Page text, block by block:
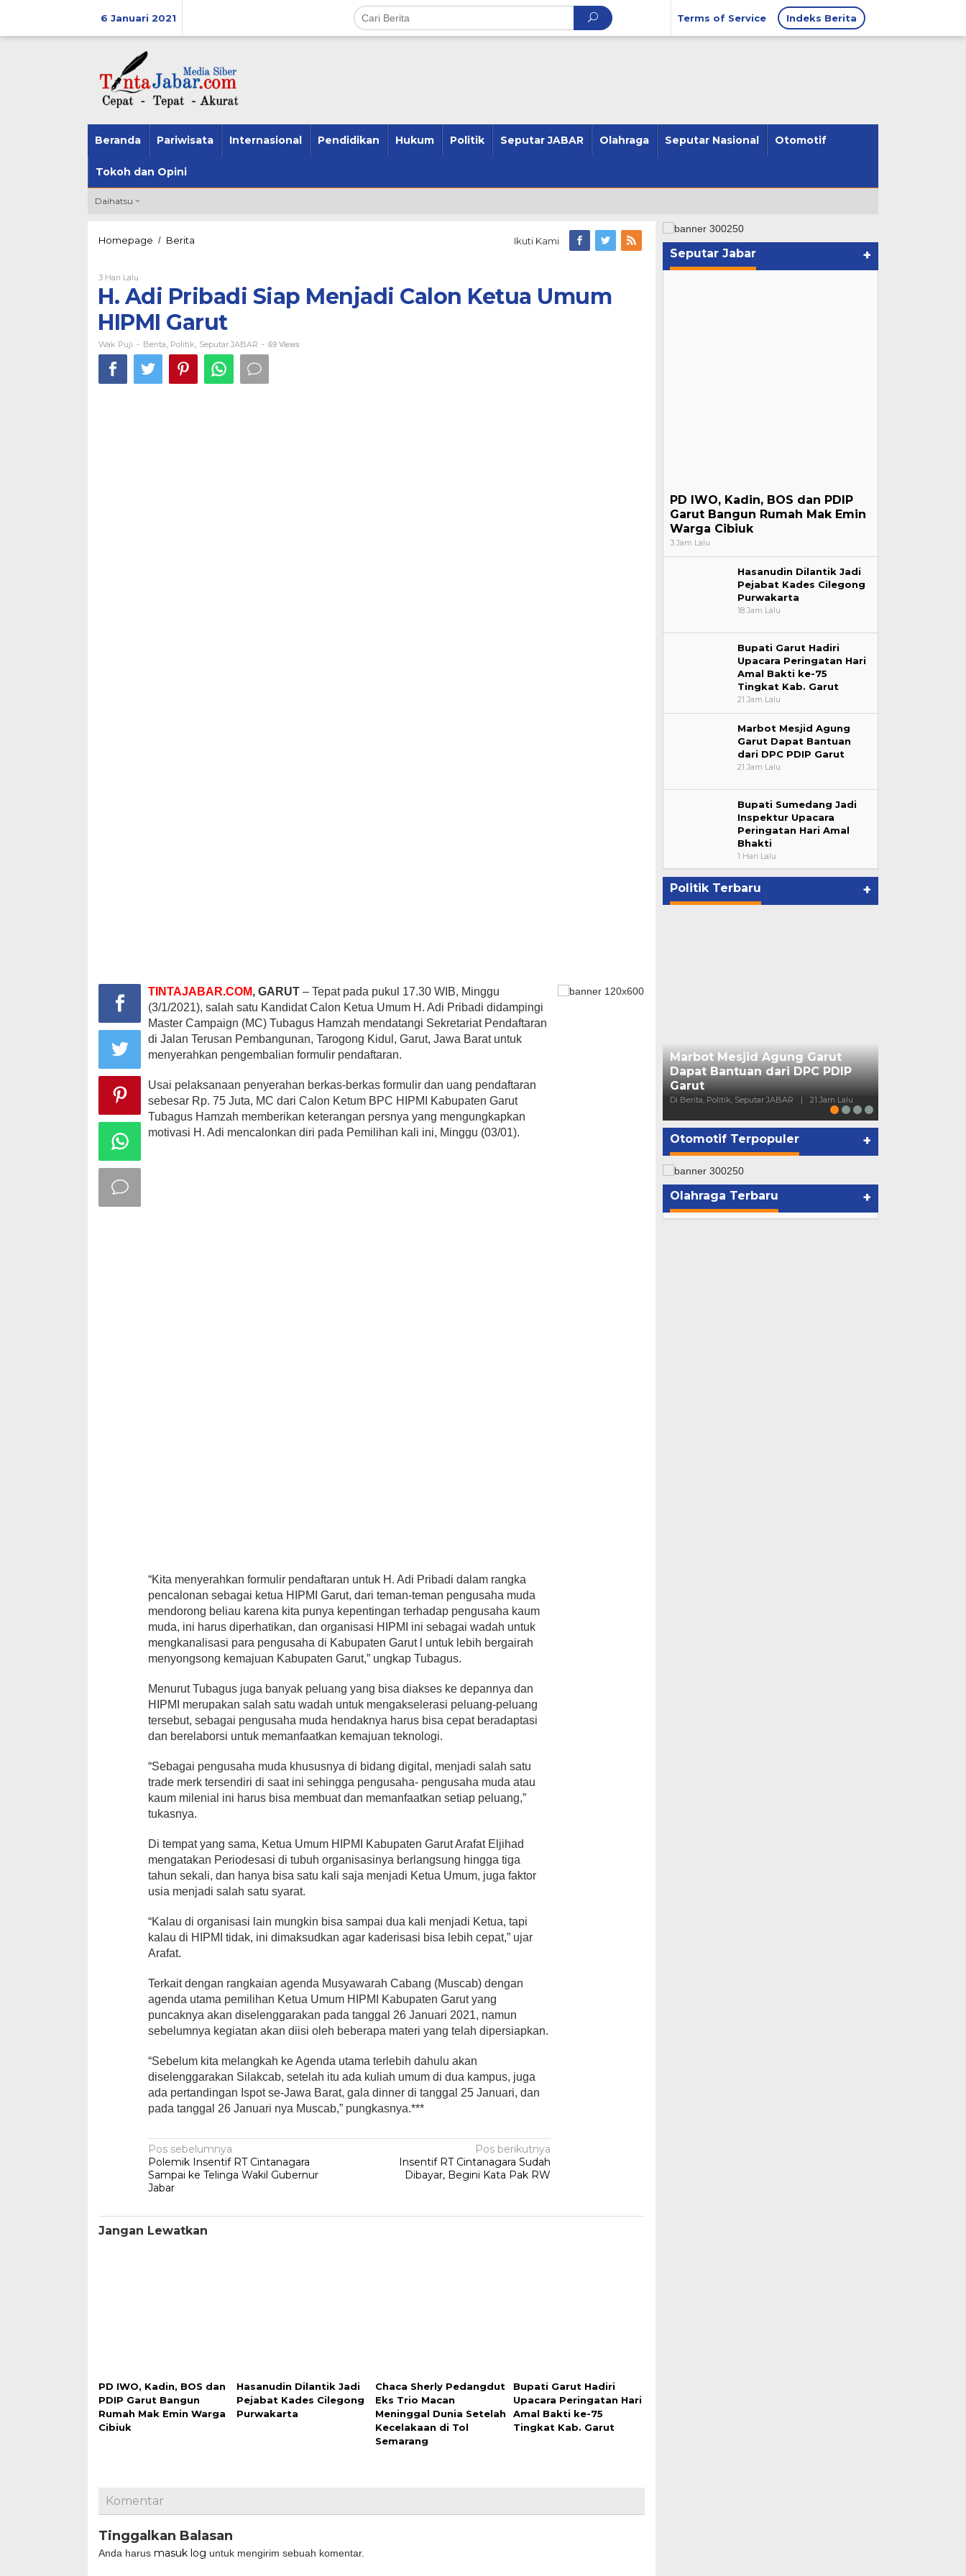
6 Januari 2021 Terms of Service Indeks Berita
Beranda Pariwisata Internasional Pendidikan Hukum Politik Seputar JABAR Olahraga Seputar Nasional Otomotif
Tokoh dan Opini
Daihatsu
Homepage / Berita
Menjadi
Calon
Ketua
Umum
HIPMI
Garut
Ikuti Kami
3 Hari Lalu
Wak
Puji
H. Adi Pribadi Siap Menjadi Calon Ketua Umum
HIPMI Garut
Wak Puji - Berita Politik Seputar JABAR - 69 Views
TINTAJABAR.COM, GARUT – Tepat pada pukul 17.30 WIB, Minggu
(3/1/2021), salah satu Kandidat Calon Ketua Umum H. Adi Pribadi didampingi
Master Campaign (MC) Tubagus Hamzah mendatangi Sekretariat Pendaftaran
di Jalan Terusan Pembangunan, Tarogong Kidul, Garut, Jawa Barat untuk
menyerahkan pengembalian formulir pendaftaran.
Usai pelaksanaan penyerahan berkas-berkas formulir dan uang pendaftaran
sebesar Rp. 75 Juta, MC dari Calon Ketum BPC HIPMI Kabupaten Garut
Tubagus Hamzah memberikan keterangan persnya yang mengungkapkan
motivasi H. Adi mencalonkan diri pada Pemilihan kali ini, Minggu (03/01).
“Kita menyerahkan formulir pendaftaran untuk H. Adi Pribadi dalam rangka
pencalonan sebagai ketua HIPMI Garut, dari teman-teman pengusaha muda
mendorong beliau karena kita punya kepentingan terhadap pengusaha kaum
muda, ini harus diperhatikan, dan organisasi HIPMI ini sebagai wadah untuk
mengkanalisasi para pengusaha di Kabupaten Garut l untuk lebih bergairah
menyongsong kemajuan Kabupaten Garut,” ungkap Tubagus.
Menurut Tubagus juga banyak peluang yang bisa diakses ke depannya dan
HIPMI merupakan salah satu wadah untuk mengakselerasi peluang-peluang
tersebut, sebagai pengusaha muda hendaknya harus bisa cepat beradaptasi
dan berelaborsi untuk memanfaatkan kemajuan teknologi.
“Sebagai pengusaha muda khususnya di bidang digital, menjadi salah satu
trade merk tersendiri di saat ini sehingga pengusaha- pengusaha muda atau
kaum milenial ini harus bisa membuat dan memanfaatkan setiap peluang,”
tukasnya.
Di tempat yang sama, Ketua Umum HIPMI Kabupaten Garut Arafat Eljihad
mengatakan Periodesasi di tubuh organisasinya berlangsung hingga tiga
tahun sekali, dan hanya bisa satu kali saja menjadi Ketua Umum, juga faktor
usia menjadi salah satu syarat.
“Kalau di organisasi lain mungkin bisa sampai dua kali menjadi Ketua, tapi
kalau di HIPMI tidak, ini dimaksudkan agar kaderisasi bisa lebih cepat,” ujar
Arafat.
Terkait dengan rangkaian agenda Musyawarah Cabang (Muscab) dengan
agenda utama pemilihan Ketua Umum HIPMI Kabupaten Garut yang
puncaknya akan diselenggarakan pada tanggal 26 Januari 2021, namun
sebelumnya kegiatan akan diisi oleh beberapa materi yang telah dipersiapkan.
“Sebelum kita melangkah ke Agenda utama terlebih dahulu akan
diselenggarakan Silakcab, setelah itu ada kuliah umum di dua kampus, juga
ada pertandingan Ispot se-Jawa Barat, gala dinner di tanggal 25 Januari, dan
pada tanggal 26 Januari nya Muscab,” pungkasnya.***
Navigasi
pos
Pos sebelumnya
Polemik Insentif RT Cintanagara
Sampai ke Telinga Wakil Gubernur
Jabar
Pos berikutnya
Insentif RT Cintanagara Sudah
Dibayar, Begini Kata Pak RW
Jangan Lewatkan
PD IWO, Kadin, BOS dan
PDIP Garut Bangun
Rumah Mak Emin Warga
Cibiuk
Hasanudin Dilantik Jadi
Pejabat Kades Cilegong
Purwakarta
Chaca Sherly Pedangdut
Eks Trio Macan
Meninggal Dunia Setelah
Kecelakaan di Tol
Semarang
Bupati Garut Hadiri
Upacara Peringatan Hari
Amal Bakti ke-75
Tingkat Kab. Garut
Komentar
Tinggalkan Balasan
Anda harus masuk log untuk mengirim sebuah komentar.
Seputar Jabar +
PD IWO, Kadin, BOS dan PDIP
Garut Bangun Rumah Mak Emin
Warga Cibiuk
3 Jam Lalu
Hasanudin Dilantik Jadi
Pejabat Kades Cilegong
Purwakarta
18 Jam Lalu
Bupati Garut Hadiri
Upacara Peringatan Hari
Amal Bakti ke-75
Tingkat Kab. Garut
21 Jam Lalu
Marbot Mesjid Agung
Garut Dapat Bantuan
dari DPC PDIP Garut
21 Jam Lalu
Bupati Sumedang Jadi
Inspektur Upacara
Peringatan Hari Amal
Bhakti
1 Hari Lalu
Politik Terbaru +
Marbot Mesjid Agung Garut
Dapat Bantuan dari DPC PDIP
Garut
Di Berita, Politik, Seputar JABAR | 21 Jam Lalu
Otomotif Terpopuler +
Olahraga Terbaru +